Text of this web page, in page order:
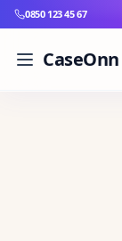
0850 123 45 67
CaseOnn